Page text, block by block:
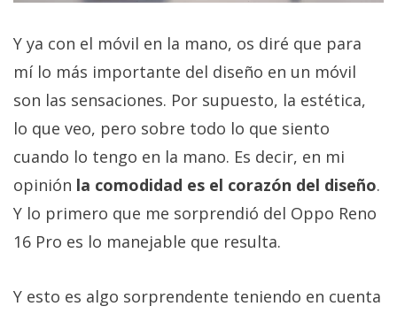
Y ya con el móvil en la mano, os diré que para
mí lo más importante del diseño en un móvil
son las sensaciones. Por supuesto, la estética,
lo que veo, pero sobre todo lo que siento
cuando lo tengo en la mano. Es decir, en mi
opinión la comodidad es el corazón del diseño.
Y lo primero que me sorprendió del Oppo Reno
16 Pro es lo manejable que resulta.
Y esto es algo sorprendente teniendo en cuenta